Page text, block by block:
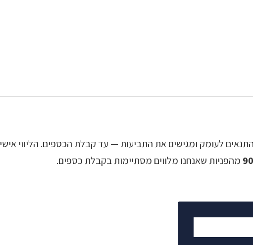
לעומק ומגישים את התביעות — עד קבלת הכספים. הליווי
מהפניות שאנחנו מלווים מסתיימות בקבלת כספים.